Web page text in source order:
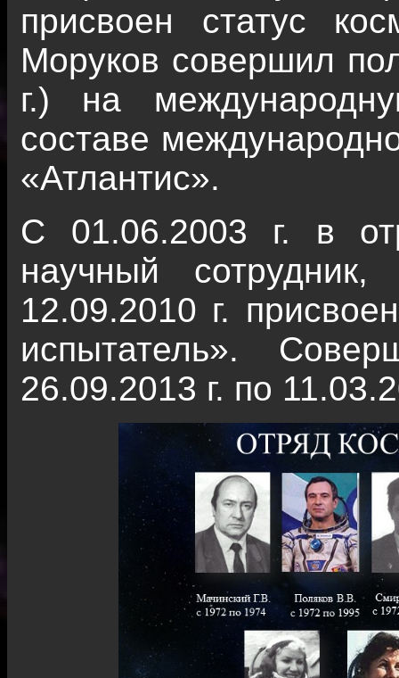
присвоен статус
Моруков совершил
г.) на
составе
«Атлантис».
С 01.06.2003 г. в
научный
12.09.2010 г.
испытатель».
26.09.2013 г. по